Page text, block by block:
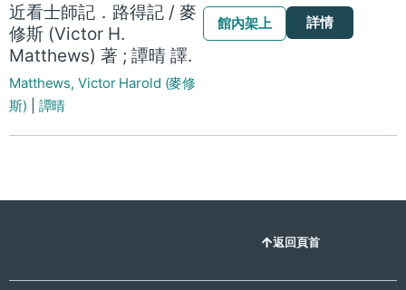
近看士師記．路得記 / 麥
修斯 (Victor H.
Matthews) 著 ; 譚晴 譯.
Matthews, Victor Harold (麥修
斯)
譚晴
館內架上 詳情
返回頁首